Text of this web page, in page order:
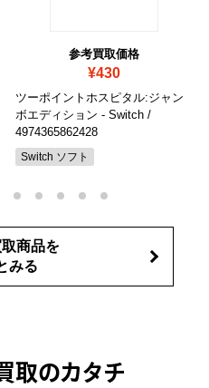
参考買取価格
¥430
ツーポイントホスピタル:ジャン
ボエディション - Switch /
4974365862428
Switch ソフト
商品を
みる
取のカタチ